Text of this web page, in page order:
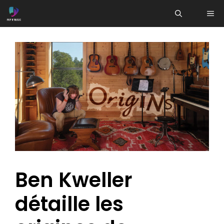
Aller
au
Ben Kweller
détaille les